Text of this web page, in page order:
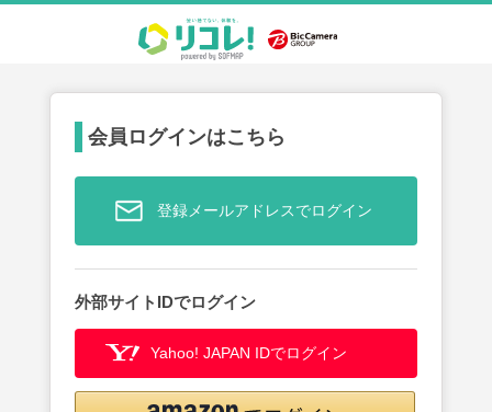
会員ログインはこちら
登録メールアドレスでログイン
外部サイトIDでログイン
Yahoo! JAPAN IDでログイン